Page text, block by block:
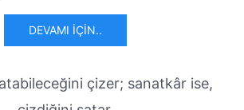
DEVAMI İÇIN..